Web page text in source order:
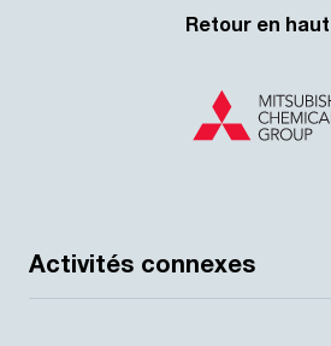
Retour en haut
Activités connexes